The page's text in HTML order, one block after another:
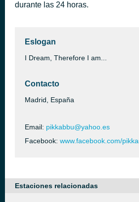
durante las 24 horas.
Eslogan
I Dream, Therefore I am...
Contacto
Madrid, España
Email: pikkabbu@yahoo.es
Facebook: www.facebook.com/
Estaciones relacionadas